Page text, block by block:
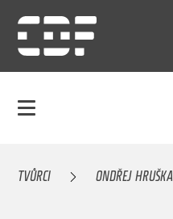
TVŮRCI ONDŘEJ HRUŠKA